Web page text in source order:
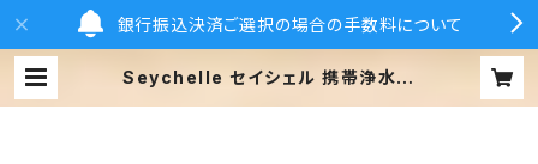
銀行振込決済ご選択の場合の手数料について
Seychelle セイシェル 携帯浄水ボ